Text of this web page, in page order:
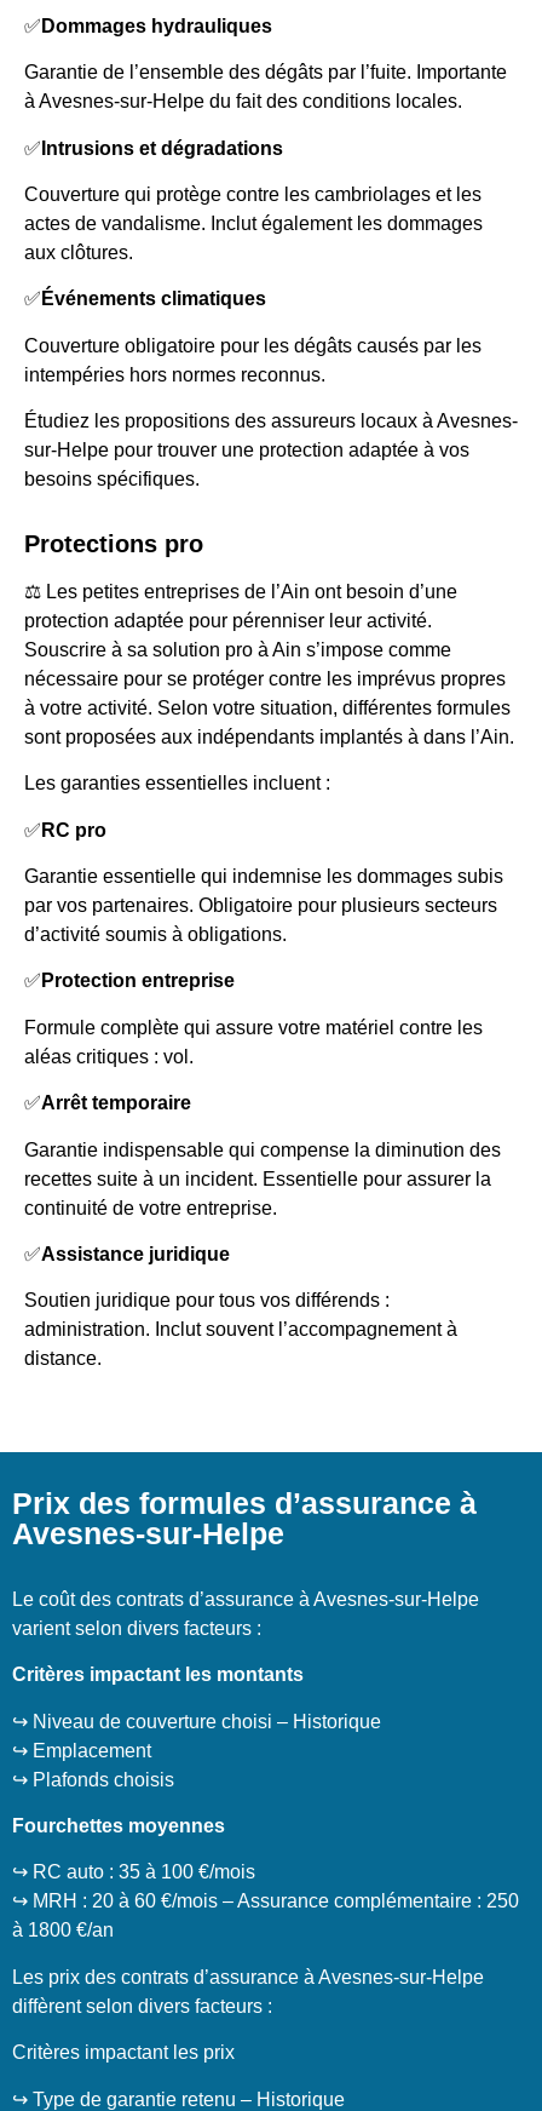
✅ Dommages hydrauliques
Garantie de l’ensemble des dégâts par l’fuite. Importante
à Avesnes-sur-Helpe du fait des conditions locales.
✅ Intrusions et dégradations
Couverture qui protège contre les cambriolages et les
actes de vandalisme. Inclut également les dommages
aux clôtures.
✅ Événements climatiques
Couverture obligatoire pour les dégâts causés par les
intempéries hors normes reconnus.
Étudiez les propositions des assureurs locaux à Avesnes-
sur-Helpe pour trouver une protection adaptée à vos
besoins spécifiques.
Protections pro
⚖️ Les petites entreprises de l’Ain ont besoin d’une
protection adaptée pour pérenniser leur activité.
Souscrire à sa solution pro à Ain s’impose comme
nécessaire pour se protéger contre les imprévus propres
à votre activité. Selon votre situation, différentes formules
sont proposées aux indépendants implantés à dans l’Ain.
Les garanties essentielles incluent :
✅ RC pro
Garantie essentielle qui indemnise les dommages subis
par vos partenaires. Obligatoire pour plusieurs secteurs
d’activité soumis à obligations.
✅ Protection entreprise
Formule complète qui assure votre matériel contre les
aléas critiques : vol.
✅Arrêt temporaire
Garantie indispensable qui compense la diminution des
recettes suite à un incident. Essentielle pour assurer la
continuité de votre entreprise.
✅Assistance juridique
Soutien juridique pour tous vos différends :
administration. Inclut souvent l’accompagnement à
distance.
Prix des formules d’assurance à
Avesnes-sur-Helpe
Le coût des contrats d’assurance à Avesnes-sur-Helpe
varient selon divers facteurs :
Critères impactant les montants
↪️ Niveau de couverture choisi – Historique
↪️ Emplacement
↪️ Plafonds choisis
Fourchettes moyennes
↪️ RC auto : 35 à 100 €/mois
↪️ MRH : 20 à 60 €/mois – Assurance complémentaire : 250
à 1800 €/an
Les prix des contrats d’assurance à Avesnes-sur-Helpe
diffèrent selon divers facteurs :
Critères impactant les prix
↪️ Type de garantie retenu – Historique